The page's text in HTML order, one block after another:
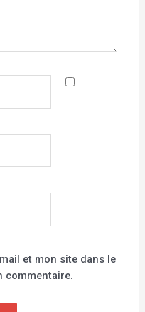
et mon site dans le
commentaire.